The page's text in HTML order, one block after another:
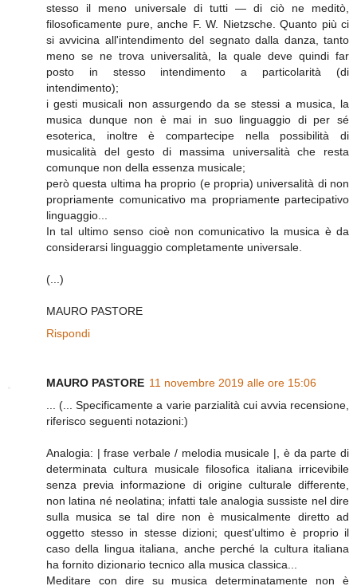
stesso il meno universale di tutti — di ciò ne meditò,
filosoficamente pure, anche F. W. Nietzsche. Quanto più ci
si avvicina all'intendimento del segnato dalla danza, tanto
meno se ne trova universalità, la quale deve quindi far
posto in stesso intendimento a particolarità (di
intendimento);
i gesti musicali non assurgendo da se stessi a musica, la
musica dunque non è mai in suo linguaggio di per sé
esoterica, inoltre è compartecipe nella possibilità di
musicalità del gesto di massima universalità che resta
comunque non della essenza musicale;
però questa ultima ha proprio (e propria) universalità di non
propriamente comunicativo ma propriamente partecipativo
linguaggio...
In tal ultimo senso cioè non comunicativo la musica è da
considerarsi linguaggio completamente universale.
(...)
MAURO PASTORE
Rispondi
MAURO PASTORE 11 novembre 2019 alle ore 15:06
... (... Specificamente a varie parzialità cui avvia recensione,
riferisco seguenti notazioni:)
Analogia: | frase verbale / melodia musicale |, è da parte di
determinata cultura musicale filosofica italiana irricevibile
senza previa informazione di origine culturale differente,
non latina né neolatina; infatti tale analogia sussiste nel dire
sulla musica se tal dire non è musicalmente diretto ad
oggetto stesso in stesse dizioni; quest'ultimo è proprio il
caso della lingua italiana, anche perché la cultura italiana
ha fornito dizionario tecnico alla musica classica...
Meditare con dire su musica determinatamente non è